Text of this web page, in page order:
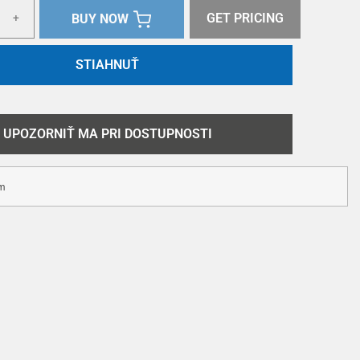
+ BUY NOW GET PRICING
STIAHNUŤ
UPOZORNIŤ MA PRI DOSTUPNOSTI